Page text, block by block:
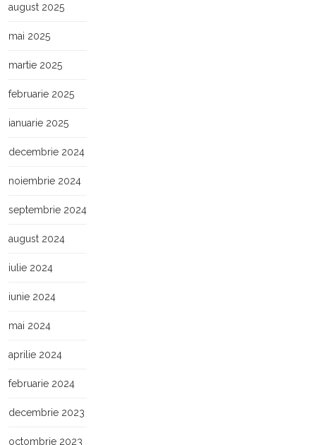
august 2025
mai 2025
martie 2025
februarie 2025
ianuarie 2025
decembrie 2024
noiembrie 2024
septembrie 2024
august 2024
iulie 2024
iunie 2024
mai 2024
aprilie 2024
februarie 2024
decembrie 2023
octombrie 2023